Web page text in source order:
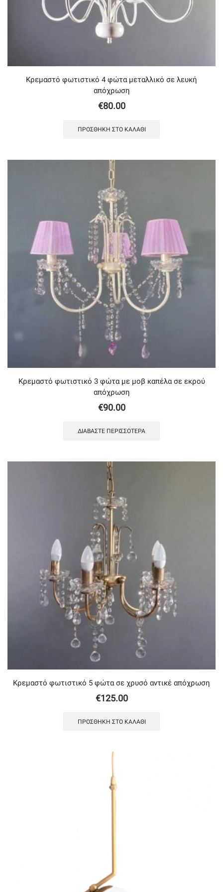
Κρεμαστό φωτιστικό 4 φώτα μεταλλικό σε λευκή
απόχρωση
€80.00
ΠΡΟΣΘΉΚΗ ΣΤΟ ΚΑΛΆΘΙ
Κρεμαστό φωτιστικό 3 φώτα με μοβ καπέλα σε εκρού
απόχρωση
€90.00
ΔΙΑΒΆΣΤΕ ΠΕΡΙΣΣΌΤΕΡΑ
Κρεμαστό φωτιστικό 5 φώτα σε χρυσό αντικέ απόχρωση
€125.00
ΠΡΟΣΘΉΚΗ ΣΤΟ ΚΑΛΆΘΙ